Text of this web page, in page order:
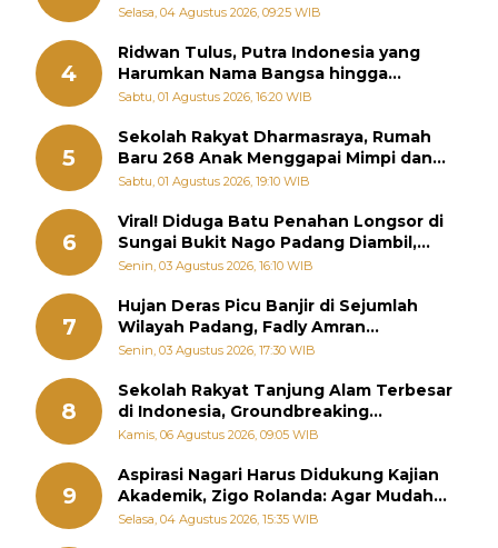
Selasa, 04 Agustus 2026, 09:25 WIB
4
Ridwan Tulus, Putra Indonesia yang
Harumkan Nama Bangsa hingga
Diabadikan dalam Buku Jepang
Sabtu, 01 Agustus 2026, 16:20 WIB
5
Sekolah Rakyat Dharmasraya, Rumah
Baru 268 Anak Menggapai Mimpi dan
Memutus Rantai Kemiskinan
Sabtu, 01 Agustus 2026, 19:10 WIB
6
Viral! Diduga Batu Penahan Longsor di
Sungai Bukit Nago Padang Diambil,
Warga Khawatir Bencana Terulang
Senin, 03 Agustus 2026, 16:10 WIB
7
Hujan Deras Picu Banjir di Sejumlah
Wilayah Padang, Fadly Amran
Perintahkan OPD Siaga
Senin, 03 Agustus 2026, 17:30 WIB
8
Sekolah Rakyat Tanjung Alam Terbesar
di Indonesia, Groundbreaking
September
Kamis, 06 Agustus 2026, 09:05 WIB
9
Aspirasi Nagari Harus Didukung Kajian
Akademik, Zigo Rolanda: Agar Mudah
Diperjuangkan di Kementerian
Selasa, 04 Agustus 2026, 15:35 WIB